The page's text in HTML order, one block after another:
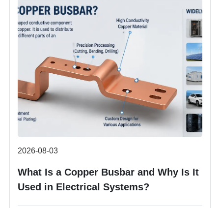
2026-08-03
What Is a Copper Busbar and Why Is It
Used in Electrical Systems?